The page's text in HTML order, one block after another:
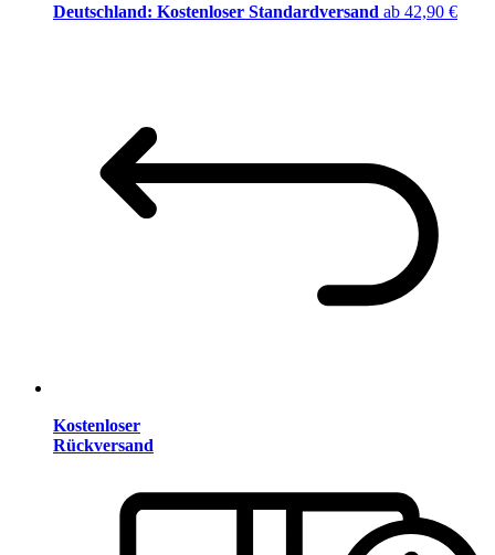
Deutschland: Kostenloser Standardversand ab 42,90 €
Kostenloser
Rückversand